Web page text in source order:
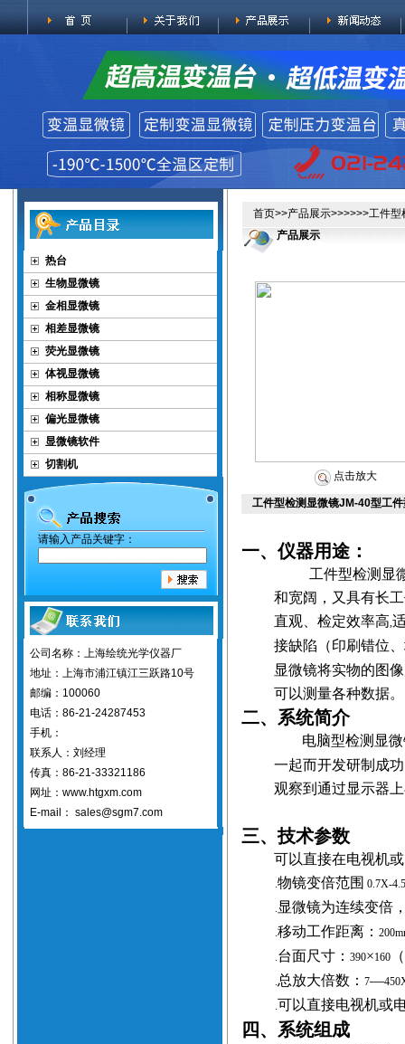
热台
生物显微镜
金相显微镜
相差显微镜
荧光显微镜
体视显微镜
相称显微镜
偏光显微镜
显微镜软件
切割机
请输入产品关键字：
公司名称：上海绘统光学仪器厂
地址：上海市浦江镇江三跃路10号
邮编：100060
电话：86-21-24287453
手机：
联系人：刘经理
传真：86-21-33321186
网址：www.htgxm.com
E-mail： sales@sgm7.com
首页>>产品展示>>>>>>工件型
产品展示
点击放大
工件型检测显微镜JM-40型工
一、仪器用途：
工件型检测显
和宽阔，又具有长
直观、检定效率高,
接缺陷（印刷错位
显微镜将实物的图
可以测量各种数据。
二、系统简介
电脑型检测显
一起而开发研制成
观察到通过显示器
三、技术参数
可以直接在电视机
.物镜变倍范围 0.7X-
. 显微镜为连续变倍
.移动工作距离：
.台面尺寸：390×160 （
.总放大倍数：7—
.可以直接电视机或
四、系统组成